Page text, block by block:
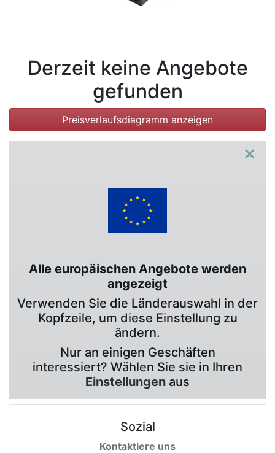
Derzeit keine Angebote
gefunden
Preisverlaufsdiagramm anzeigen
×
Alle europäischen Angebote werden
angezeigt
Verwenden Sie die Länderauswahl in der
Kopfzeile, um diese Einstellung zu
ändern.
Nur an einigen Geschäften
interessiert? Wählen Sie sie in Ihren
Einstellungen aus
Sozial
Kontaktiere uns